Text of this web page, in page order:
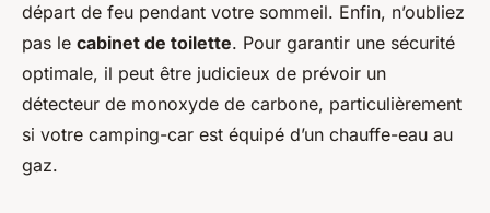
départ de feu pendant votre sommeil. Enfin, n’oubliez
pas le cabinet de toilette. Pour garantir une sécurité
optimale, il peut être judicieux de prévoir un
détecteur de monoxyde de carbone, particulièrement
si votre camping-car est équipé d’un chauffe-eau au
gaz.